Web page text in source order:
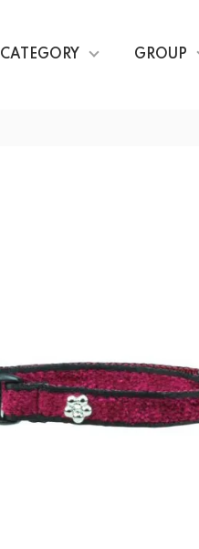
CATEGORY GROUP